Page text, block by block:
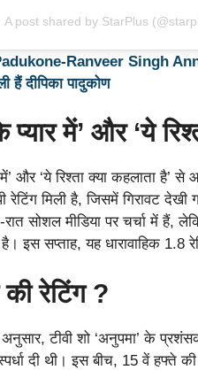
A post shared by StarPlus
Ranveer Singh
हैं दीपिका पादुकोण
में’ और ‘ये
और ‘ये रिश्ता क्या कहलाता है’
मिली है, जिसमें गिरावट देखी
सोशल मीडिया पर चर्चा में हैं,
इस सप्ताह, यह धारावाहिक 1.8
रेटिंग ?
टीवी शो ‘अनुपमा’ के
दी थी। इस बीच, 15 वें